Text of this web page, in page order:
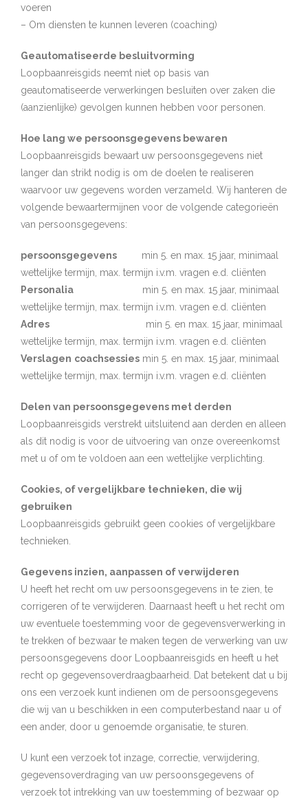
voeren
– Om diensten te kunnen leveren (coaching)
Geautomatiseerde besluitvorming
Loopbaanreisgids neemt niet op basis van
geautomatiseerde verwerkingen besluiten over zaken die
(aanzienlijke) gevolgen kunnen hebben voor personen.
Hoe lang we persoonsgegevens bewaren
Loopbaanreisgids bewaart uw persoonsgegevens niet
langer dan strikt nodig is om de doelen te realiseren
waarvoor uw gegevens worden verzameld. Wij hanteren de
volgende bewaartermijnen voor de volgende categorieën
van persoonsgegevens:
persoonsgegevens min 5. en max. 15 jaar, minimaal
wettelijke termijn, max. termijn i.v.m. vragen e.d. cliënten
Personalia min 5. en max. 15 jaar, minimaal
wettelijke termijn, max. termijn i.v.m. vragen e.d. cliënten
Adres min 5. en max. 15 jaar, minimaal
wettelijke termijn, max. termijn i.v.m. vragen e.d. cliënten
Verslagen coachsessies min 5. en max. 15 jaar, minimaal
wettelijke termijn, max. termijn i.v.m. vragen e.d. cliënten
Delen van persoonsgegevens met derden
Loopbaanreisgids verstrekt uitsluitend aan derden en alleen
als dit nodig is voor de uitvoering van onze overeenkomst
met u of om te voldoen aan een wettelijke verplichting.
Cookies, of vergelijkbare technieken, die wij
gebruiken
Loopbaanreisgids gebruikt geen cookies of vergelijkbare
technieken.
Gegevens inzien, aanpassen of verwijderen
U heeft het recht om uw persoonsgegevens in te zien, te
corrigeren of te verwijderen. Daarnaast heeft u het recht om
uw eventuele toestemming voor de gegevensverwerking in
te trekken of bezwaar te maken tegen de verwerking van uw
persoonsgegevens door Loopbaanreisgids en heeft u het
recht op gegevensoverdraagbaarheid. Dat betekent dat u bij
ons een verzoek kunt indienen om de persoonsgegevens
die wij van u beschikken in een computerbestand naar u of
een ander, door u genoemde organisatie, te sturen.
U kunt een verzoek tot inzage, correctie, verwijdering,
gegevensoverdraging van uw persoonsgegevens of
verzoek tot intrekking van uw toestemming of bezwaar op